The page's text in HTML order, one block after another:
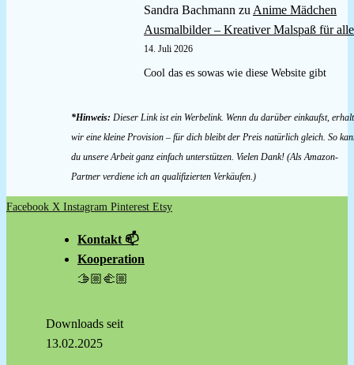
Sandra Bachmann zu Anime Mädchen
Ausmalbilder – Kreativer Malspaß für
14. Juli 2026
Cool das es sowas wie diese Website gibt
*Hinweis: Dieser Link ist ein Werbelink. Wenn du darüber einkaufst,
wir eine kleine Provision – für dich bleibt der Preis natürlich gleich. So
du unsere Arbeit ganz einfach unterstützen. Vielen Dank! (Als Amazon-
Partner verdiene ich an qualifizierten Verkäufen.)
Facebook X Instagram Pinterest Etsy
Kontakt 📫
Kooperation
🫱🏼‍🫲🏼
Downloads seit
13.02.2025